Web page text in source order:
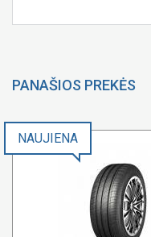
PANAŠIOS PREKĖS
NAUJIENA